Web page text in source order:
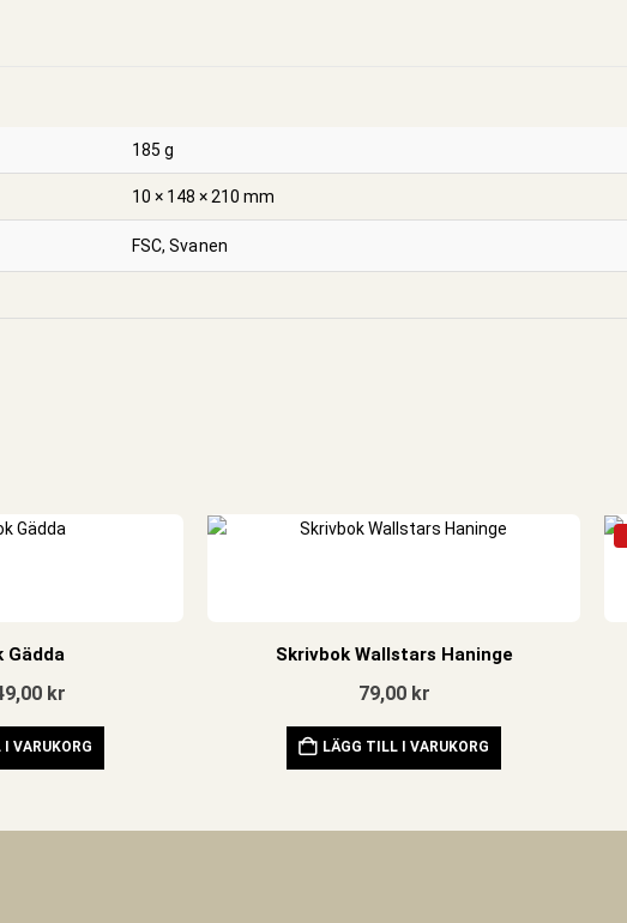
185 g
10 × 148 × 210 mm
FSC, Svanen
Gädda
ursprungliga
kr.
krDet
priset
är:
49,00 kr.
VARUKORG
Skrivbok Wallstars Haninge
79,00 kr
LÄGG TILL I VARUKORG